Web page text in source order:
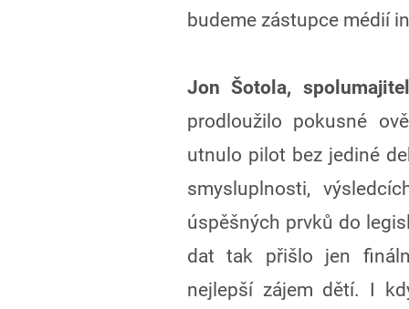
budeme zástupce médií
Jon Šotola,
prodloužilo pokusné
utnulo pilot bez jediné
smysluplnosti,
úspěšných prvků do
dat tak přišlo jen
nejlepší zájem dětí. I